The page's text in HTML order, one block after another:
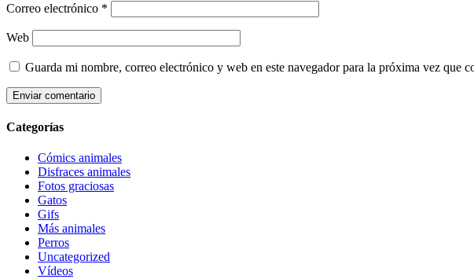
Correo electrónico *
Web
Guarda mi nombre, correo electrónico y web en este navegador para la próxima vez que
Categorías
Cómics animales
Disfraces animales
Fotos graciosas
Gatos
Gifs
Más animales
Perros
Uncategorized
Vídeos